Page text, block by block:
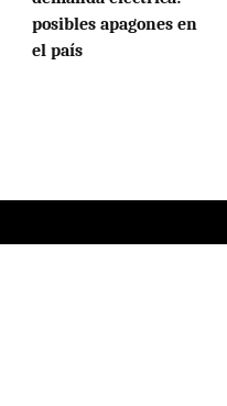
posibles apagones en
el país